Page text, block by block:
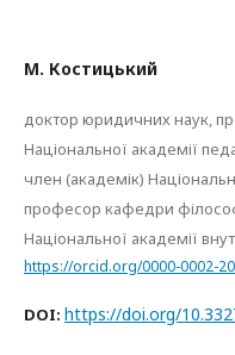
М. Костицький
доктор юридичних наук,
Національної академії
член (академік)
професор кафедри
Національної академії
https://orcid.org/0000-0002-
DOI: https://doi.org/